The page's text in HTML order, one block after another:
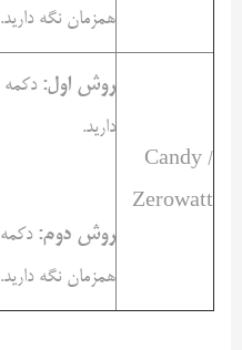
همزمان نگه دارید.
Candy /
Zerowatt
روش اول:
دارید.
روش دوم:
همزمان نگه دارید.